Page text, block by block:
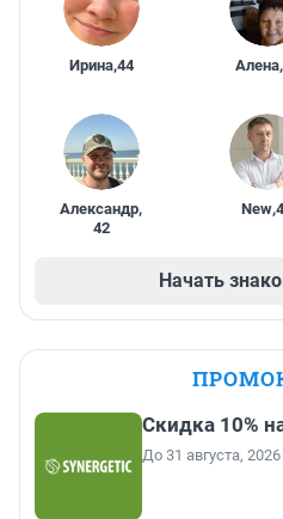
Ирина,44 Алена,
Александр,
42
New,
Начать
Скидка 10%
До 31 августа, 2026